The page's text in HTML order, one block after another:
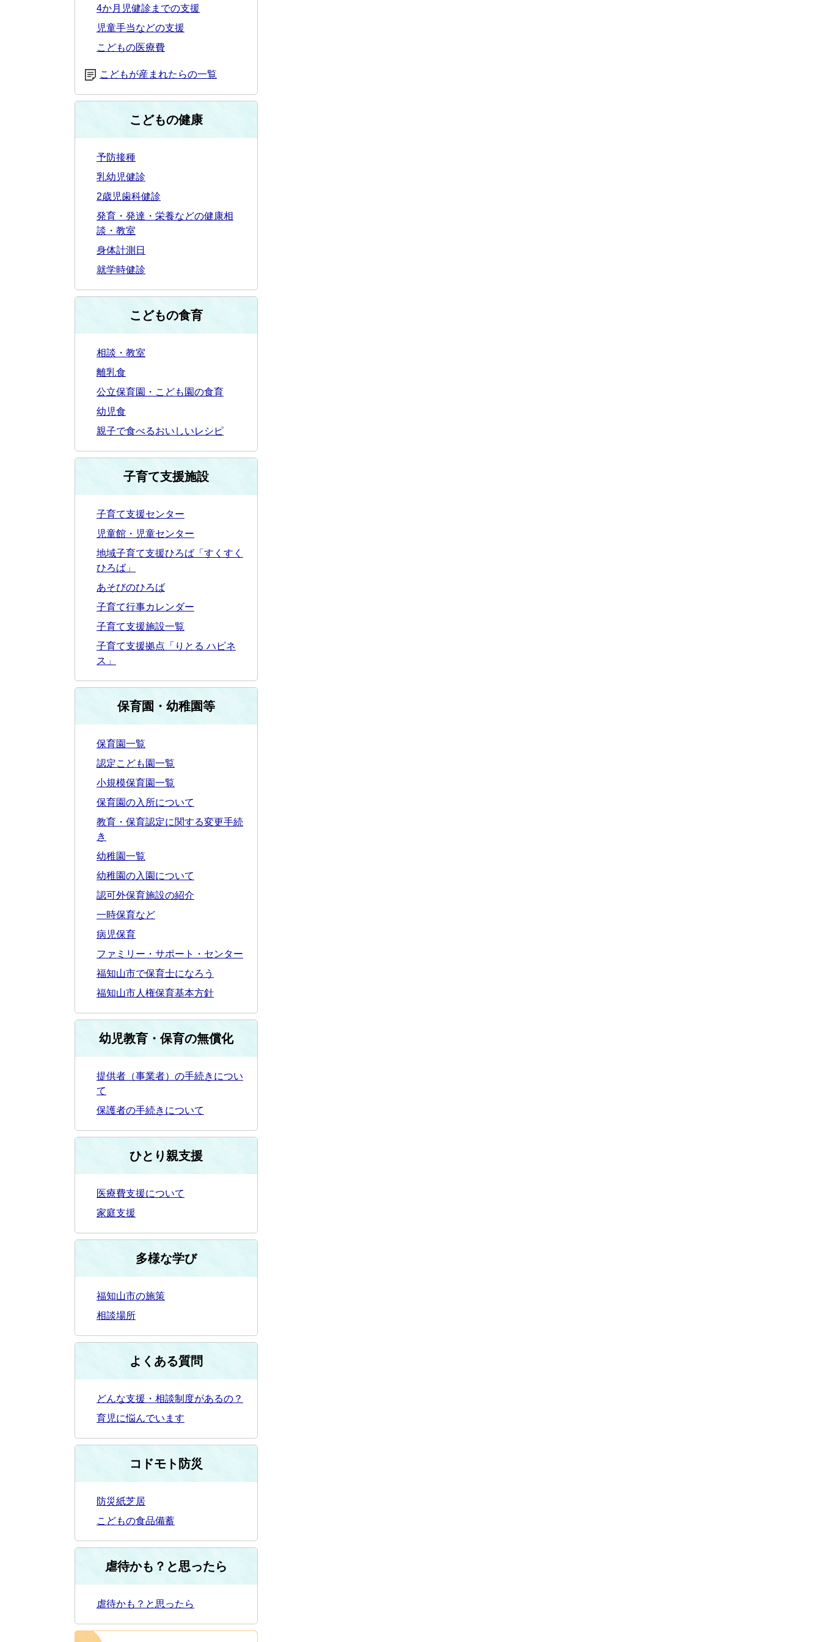
4か月児健診までの支援
児童手当などの支援
こどもの医療費
こどもが産まれたらの一覧
こどもの健康
予防接種
乳幼児健診
2歳児歯科健診
発育・発達・栄養などの健康相
談・教室
身体計測日
就学時健診
こどもの食育
相談・教室
離乳食
公立保育園・こども園の食育
幼児食
親子で食べるおいしいレシピ
子育て支援施設
子育て支援センター
児童館・児童センター
地域子育て支援ひろば「すくすく
ひろば」
あそびのひろば
子育て行事カレンダー
子育て支援施設一覧
子育て支援拠点「りとる ハピネ
ス」
保育園・幼稚園等
保育園一覧
認定こども園一覧
小規模保育園一覧
保育園の入所について
教育・保育認定に関する変更手続
き
幼稚園一覧
幼稚園の入園について
認可外保育施設の紹介
一時保育など
病児保育
ファミリー・サポート・センター
福知山市で保育士になろう
福知山市人権保育基本方針
幼児教育・保育の無償化
提供者（事業者）の手続きについ
て
保護者の手続きについて
ひとり親支援
医療費支援について
家庭支援
多様な学び
福知山市の施策
相談場所
よくある質問
どんな支援・相談制度があるの？
育児に悩んでいます
コドモト防災
防災紙芝居
こどもの食品備蓄
虐待かも？と思ったら
虐待かも？と思ったら